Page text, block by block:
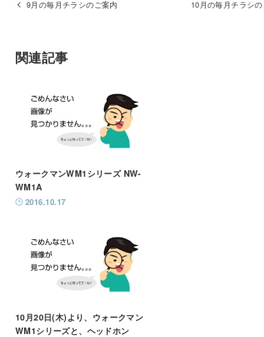
9月の毎月チラシのご案内 10月の毎月チラシ
関連記事
ウォークマンWM1シリーズ NW-
WM1A
2016.10.17
10月20日(木)より、ウォークマン
WM1シリーズと、ヘッドホン